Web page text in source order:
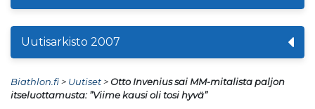
Uutisarkisto 2007
Biathlon.fi> Uutiset>Otto Invenius sai MM-mitalista paljon
itseluottamusta: ”Viime kausi oli tosi hyvä”